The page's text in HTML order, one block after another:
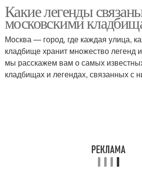
Какие легенды
московскими
Москва — город, где каждая улица,
кладбище хранит множество легенд
мы расскажем вам о самых
кладбищах и легендах, связанных с